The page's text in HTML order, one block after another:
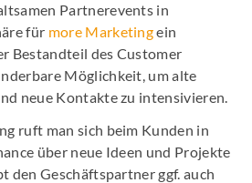
Partnerevents in
für more Marketingein
Bestandteil des Customer
Möglichkeit, um alte
neue Kontakte zu intensivieren.
ruft man sich beim Kunden in
über neue Ideen und Projekte
den Geschäftspartner ggf. auch